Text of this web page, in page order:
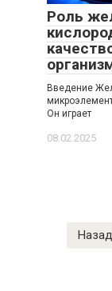
Роль
Введение
Он играет
08.02.2025
Назад